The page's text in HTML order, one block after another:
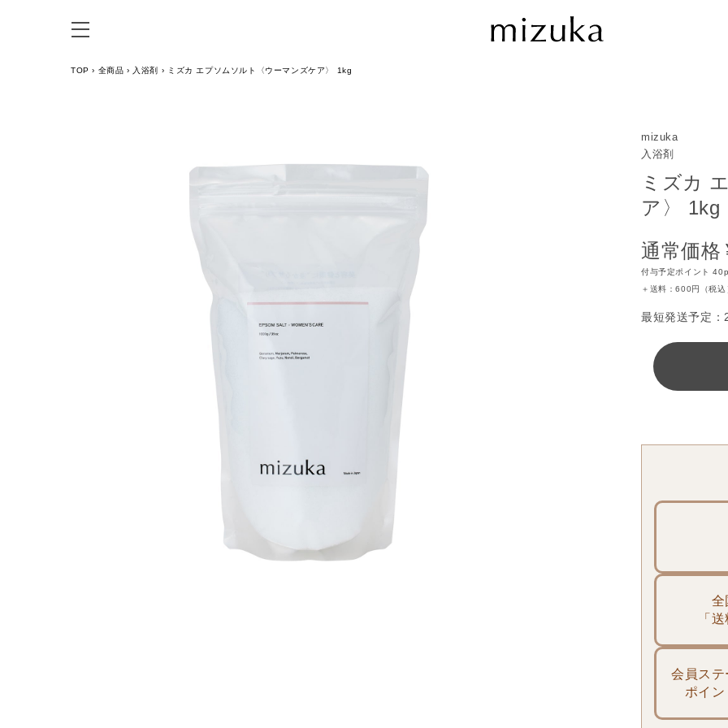
TOP › 全商品 › 入浴剤 › ミズカ エプソムソルト〈ウーマンズケア〉 1kg
mizuka
入浴剤
ミズカ
ア〉 1kg
通常価格
付与予定ポイント
＋送料：600円（税
最短発送予定：
全
「
会員ス
ポイ